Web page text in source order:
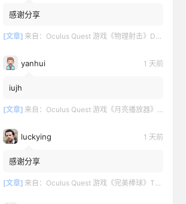
感谢分享
[文章] 来自： Oculus Quest 游戏《物理射击》DOWNSHOT
yanhui 1 天前
iujh
[文章] 来自： Oculus Quest 游戏《月亮播放器》Moon VR Video Player
luckying 1 天前
感谢分享
[文章] 来自： Oculus Quest 游戏《完美棒球》TOTALLY BASEBALL